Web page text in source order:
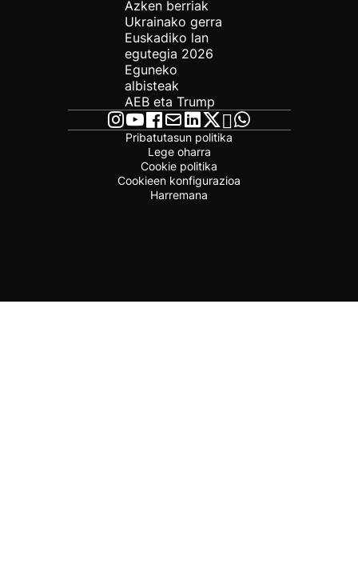
Azken berriak
Ukrainako gerra
Euskadiko lan
egutegia 2026
Eguneko
albisteak
AEB eta Trump
Pribatutasun politika
Lege oharra
Cookie politika
Cookieen konfigurazioa
Harremana